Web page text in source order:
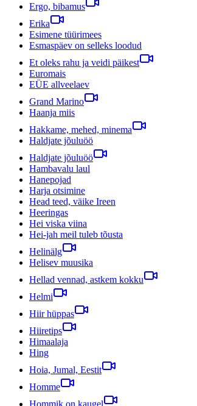
Ergo, bibamus
Erika
Esimene tüürimees
Esmaspäev on selleks loodud
Et oleks rahu ja veidi päikest
Euromais
EÜE allveelaev
Grand Marino
Haanja miis
Hakkame, mehed, minema
Haldjate jõuluöö
Haldjate jõuluöö
Hambavalu laul
Hanepojad
Harja otsimine
Head teed, väike Ireen
Heeringas
Hei viska viina
Hei-jah meil tuleb tõusta
Helinälg
Helisev muusika
Hellad vennad, astkem kokku
Helmi
Hiir hüppas
Hiiretips
Himaalaja
Hing
Hoia, Jumal, Eestit
Homme
Hommik on kaugel